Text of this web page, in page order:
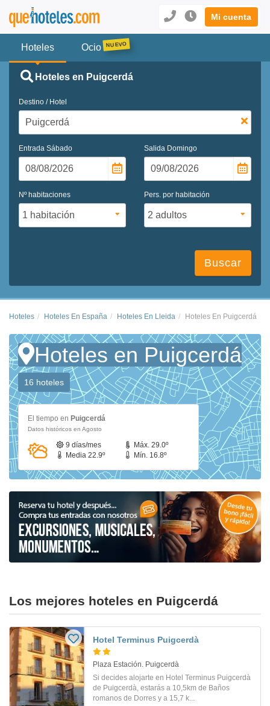
Mi cuenta
Hoteles Ocio
Hoteles en Puigcerdá
Destino / Hotel
Entrada Sábado Salida Domingo
Nº habitaciones Pers. por habitación
Buscar
Hoteles Hoteles En España Hoteles En Lleida Hoteles En Puigcerdá
Hoteles en Puigcerdá
16 hoteles
El tiempo en Puigcerdá
Datos históricos en Agosto
9 días/mes
Máx. 29.0º
Media 22.9º
Mín. 16.8º
Los mejores hoteles en Puigcerdá
Hotel Terminus Puigcerdà
Plaza Estación. Puigcerdà
Si decides alojarte en Hotel Terminus Puigcerdà
de Puigcerdà, estarás a 10,5km de Baños
romanos de Dorres y a 15,7 k...